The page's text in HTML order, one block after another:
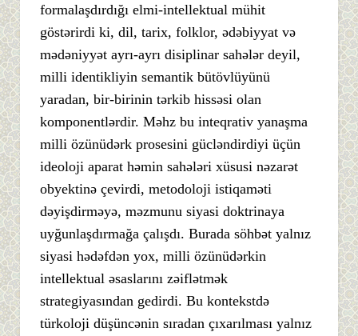
formalaşdırdığı elmi-intellektual mühit
göstərirdi ki, dil, tarix, folklor, ədəbiyyat və
mədəniyyət ayrı-ayrı disiplinar sahələr deyil,
milli identikliyin semantik bütövlüyünü
yaradan, bir-birinin tərkib hissəsi olan
komponentlərdir. Məhz bu inteqrativ yanaşma
milli özünüdərk prosesini gücləndirdiyi üçün
ideoloji aparat həmin sahələri xüsusi nəzarət
obyektinə çevirdi, metodoloji istiqaməti
dəyişdirməyə, məzmunu siyasi doktrinaya
uyğunlaşdırmağa çalışdı. Burada söhbət yalnız
siyasi hədəfdən yox, milli özünüdərkin
intellektual əsaslarını zəiflətmək
strategiyasından gedirdi. Bu kontekstdə
türkoloji düşüncənin sıradan çıxarılması yalnız